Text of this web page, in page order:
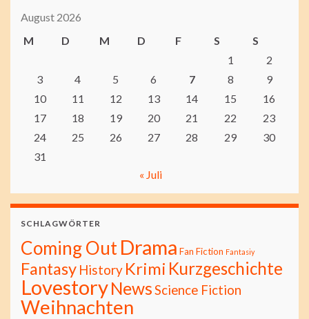
August 2026
M
D M D F S
S
1
2
3
4 5 6 7 8
9
10
11 12 13 14 15
16
17
18 19 20 21 22
23
24
25 26 27 28 29
30
31
« Juli
SCHLAGWÖRTER
Coming OutDrama Fan Fiction Fantasiy
Fantasy History Krimi Kurzgeschichte
LovestoryNewsScience Fiction
Weihnachten